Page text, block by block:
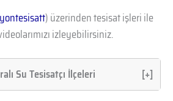
) üzerinden tesisat işleri ile
izleyebilirsiniz.
Su Tesisatçı İlçeleri [+]